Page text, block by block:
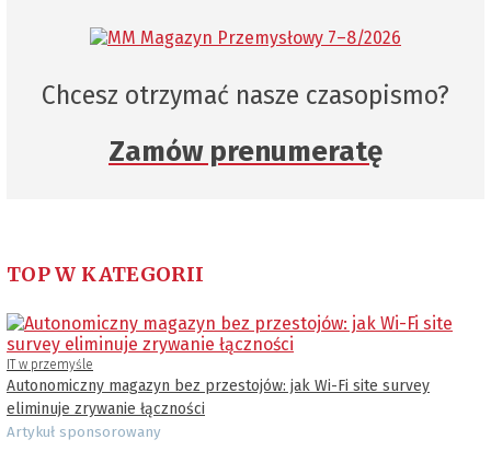
Chcesz otrzymać nasze czasopismo?
Zamów prenumeratę
TOP W KATEGORII
IT w przemyśle
Autonomiczny magazyn bez przestojów: jak Wi-Fi site survey
eliminuje zrywanie łączności
Artykuł sponsorowany